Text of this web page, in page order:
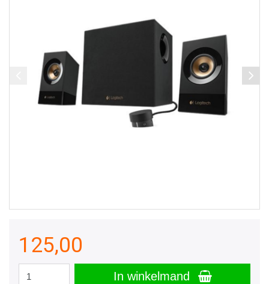
125,00
In winkelmand